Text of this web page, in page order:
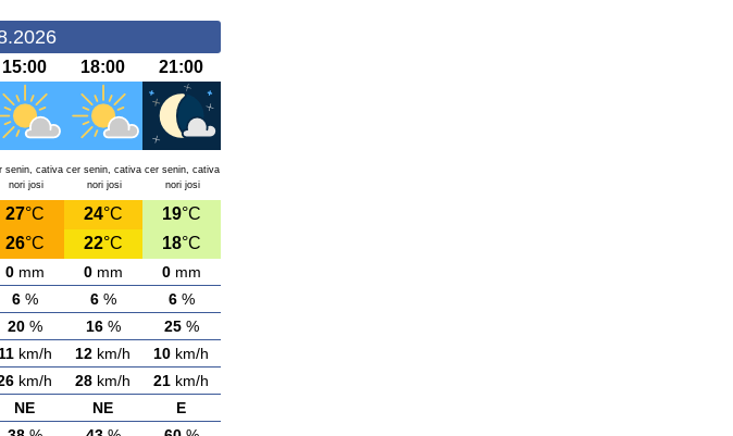
15:00 18:00 21:00
senin, cativa
nori josi
cer senin, cativa
nori josi
cer senin, cativa
nori josi
27°C 24°C 19°C
26°C 22°C 18°C
0mm 0mm 0mm
6% 6% 6%
20% 16% 25%
11km/h 12 km/h 10 km/h
km/h 28 km/h 21 km/h
NE NE E